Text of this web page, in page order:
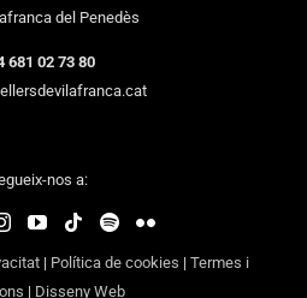
del Penedès
681 02 73 80
nos a:
| Política de cookies | Termes i
| Disseny Web